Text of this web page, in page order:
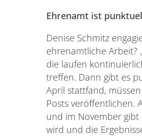
Ehrenamt ist
Denise Schmitz
ehrenamtliche Arbeit?
die laufen
treffen. Dann gibt es
April stattfand,
Posts veröffentlichen.
und im November gibt
wird und die